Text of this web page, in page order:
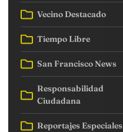
Vecino Destacado
Tiempo Libre
San Francisco News
Responsabilidad
Ciudadana
Reportajes Especiales